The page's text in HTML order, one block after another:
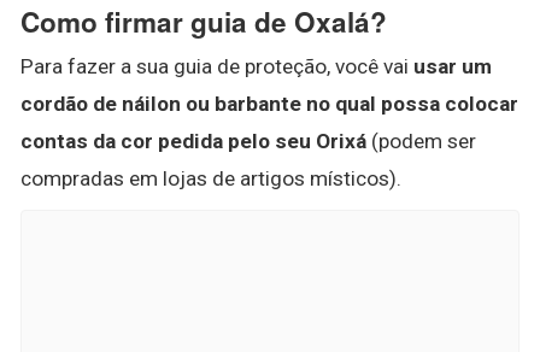
Como firmar guia de Oxalá?
Para fazer a sua guia de proteção, você vai usar um
cordão de náilon ou barbante no qual possa colocar
contas da cor pedida pelo seu Orixá (podem ser
compradas em lojas de artigos místicos).